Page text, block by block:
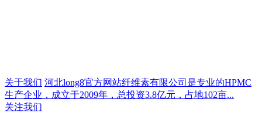
关于我们 河北long8官方网站纤维素有限公司是专业的HPMC
生产企业，成立于2009年，总投资3.8亿元，占地102亩...
关注我们